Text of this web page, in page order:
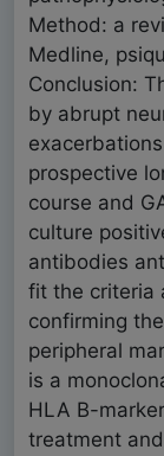
Method: a
Medline,
Conclusion:
by abrupt
prospective
course and
culture
antibodies
fit the criteria
confirming
peripheral
is a
HLA B-
treatment